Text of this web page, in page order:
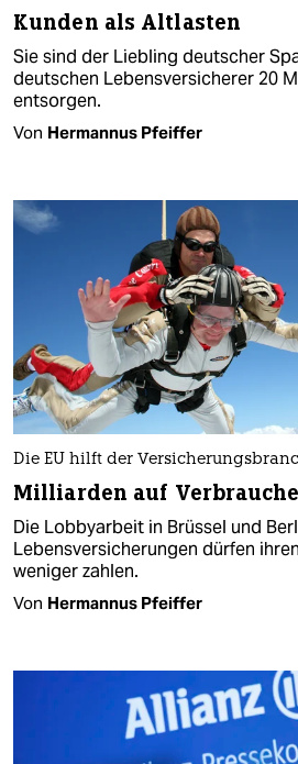
Kunden als Altlasten
Sie sind der Liebling deutscher
deutschen Lebensversicherer 20
entsorgen.
Von Hermannus Pfeiffer
Die EU hilft der
Milliarden auf
Die Lobbyarbeit in Brüssel und
Lebensversicherungen dürfen
weniger zahlen.
Von Hermannus Pfeiffer